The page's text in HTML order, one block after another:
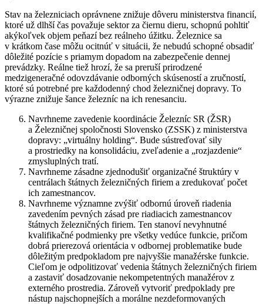
Stav na železniciach oprávnene znižuje dôveru ministerstva financií,
ktoré už dlhší čas považuje sektor za čiernu dieru, schopnú pohltiť
akýkoľvek objem peňazí bez reálneho úžitku. Železnice sa
v krátkom čase môžu ocitnúť v situácii, že nebudú schopné obsadiť
dôležité pozície s priamym dopadom na zabezpečenie dennej
prevádzky. Reálne tiež hrozí, že sa preruší prirodzené
medzigeneračné odovzdávanie odborných skúseností a zručností,
ktoré sú potrebné pre každodenný chod železničnej dopravy. To
výrazne znižuje šance železníc na ich renesanciu.
Navrhneme zavedenie koordinácie Železníc SR (ŽSR)
a Železničnej spoločnosti Slovensko (ZSSK) z ministerstva
dopravy: „virtuálny holding“. Bude sústreďovať sily
a prostriedky na konsolidáciu, zveľadenie a „rozjazdenie“
zmysluplných tratí.
Navrhneme zásadne zjednodušiť organizačné štruktúry v
centrálach štátnych železničných firiem a zredukovať počet
ich zamestnancov.
Navrhneme významne zvýšiť odbornú úroveň riadenia
zavedením pevných zásad pre riadiacich zamestnancov
štátnych železničných firiem. Ten stanoví nevyhnutné
kvalifikačné podmienky pre všetky vedúce funkcie, pričom
dobrá prierezová orientácia v odbornej problematike bude
dôležitým predpokladom pre najvyššie manažérske funkcie.
Cieľom je odpolitizovať vedenia štátnych železničných firiem
a zastaviť dosadzovanie nekompetentných manažérov z
externého prostredia. Zároveň vytvoriť predpoklady pre
nástup najschopnejších a morálne nezdeformovaných